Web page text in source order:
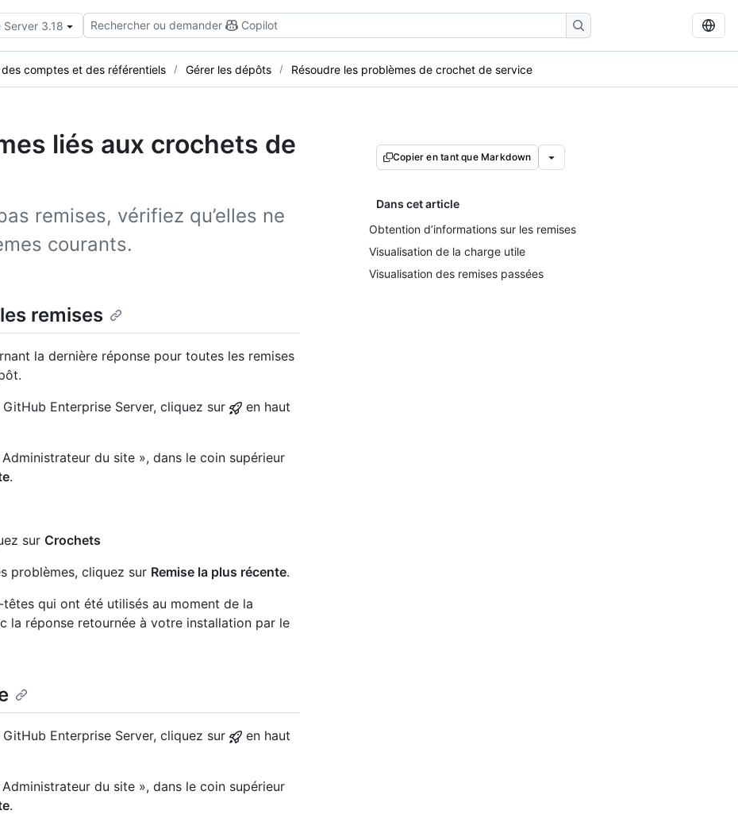
Server 3.18 Rechercher ou demander Copilot
des comptes et des référentiels Gérer les dépôts Résoudre les problèmes de crochet de service
liés aux crochets de
remises, vérifiez qu’elles ne
courants.
Copier en tant que Markdown
Dans cet article
Obtention d’informations sur les remises
Visualisation de la charge utile
Visualisation des remises passées
remises
la dernière réponse pour toutes les remises
Enterprise Server, cliquez sur
en haut
du site », dans le coin supérieur
.
sur Crochets
problèmes, cliquez sur Remise la plus récente.
qui ont été utilisés au moment de la
la réponse retournée à votre installation par le
Enterprise Server, cliquez sur
en haut
du site », dans le coin supérieur
.